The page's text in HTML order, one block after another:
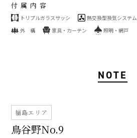
付属内容
トリプルガラスサッシ 熱交換型換気システム
外 構
家具・カーテン 照明・網戸
NOTE
福島エリア
鳥谷野No.9